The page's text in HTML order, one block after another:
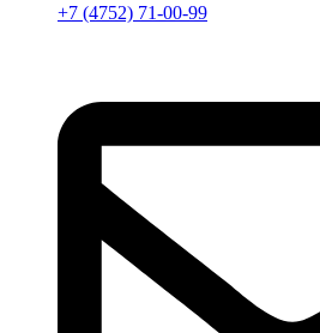
+7 (4752) 71-00-99